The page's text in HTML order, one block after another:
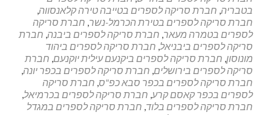
בטבריה, חברת סריקה לספרים בטייבה טירה קלאנסווה,
חברת סריקה לספרים בטירת הכרמל-נשר, חברת סריקה
לספרים בטמרה מעאר, חברת סריקה לספרים ביבנה, חברת
סריקה לספרים ביבניאל, חברת סריקה לספרים ביהוד
מונוסון, חברת סריקה לספרים ביקנעם עילית יוקנעם, חברת
סריקה לספרים בירושלים, חברת סריקה לספרים בכפר יונה,
חברת סריקה לספרים בכפר סבא כפ"ס, חברת סריקה
לספרים בכפר קאסם קרע, חברת סריקה לספרים בכרמיאל,
חברת סריקה לספרים בלוד, חברת סריקה לספרים במגדל